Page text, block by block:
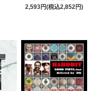
2,593円(税込2,852円)